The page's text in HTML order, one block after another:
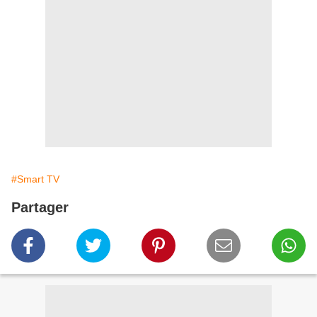
#Smart TV
Partager